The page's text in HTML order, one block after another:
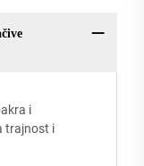
i
trajnost i